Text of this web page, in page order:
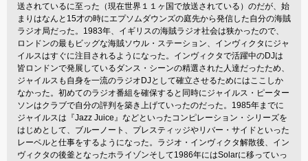
送されているに至った（現在世界１１ヶ国で放送されている）のだが、始
まりはなんと15才の時にエプソムダウンズの庭先から発信した自分の海賊
ラジオ局だった。1983年、イギリスの海賊ラジオ社会は狭かったので、
ロンドンの最もビッグな海賊ソウル・ステーション、インヴィクタにジャ
イルスはすぐに注目されるようになった。インヴィクタで活躍中のDJは
皆ロンドンで発展しているダンス・シーンの精選された人達だったため、
ジャイルスも自身を一流のラジオDJとして確立させるためにはここしか
なかった。初めてのラジオ番組を確保すると同時にジャイルス・ピーター
ソンはクラブで自分の評判を築き上げていったのだった。1985年までに
ジャイルスは『Jazz Juice』などといったコンピレーション・シリーズを
はじめとして、ブルーノート、プレスティッジやリバー・サイドといった
レーベルと仕事をするようになった。ラジオ・インヴィクタ解散後、イン
ヴィクタの後釜となったホライゾンそして1986年にはSolarに移っていっ